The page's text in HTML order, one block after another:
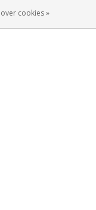
cookies »